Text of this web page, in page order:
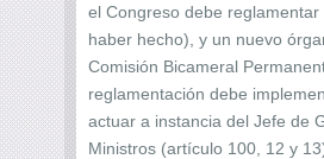
el Congreso debe
haber hecho), y un nuevo
Comisión Bicameral
reglamentación debe
actuar a instancia del Jefe de
Ministros (artículo 100, 12 y